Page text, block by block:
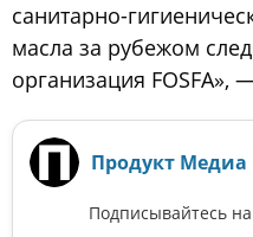
санитарно-
масла за рубежом
организация FOSFA»,
Продукт Медиа
Подписывайтесь